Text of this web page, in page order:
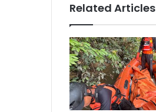
Related Articles